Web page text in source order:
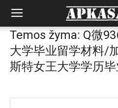
Temos žyma: Q微
大学毕业留学材料/
斯特女王大学学历